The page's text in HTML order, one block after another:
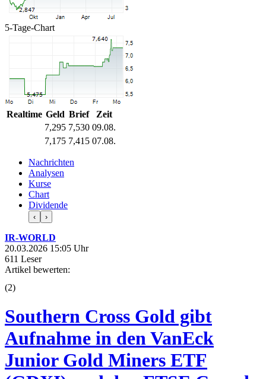
5-Tage-Chart
Realtime Geld Brief
Zeit
7,295 7,530 09.08.
7,175 7,415 07.08.
Nachrichten
Analysen
Kurse
Chart
Dividende
‹ ›
IR-WORLD
20.03.2026 15:05 Uhr
611 Leser
Artikel bewerten:
(2)
Southern Cross Gold gibt
Aufnahme in den VanEck
Junior Gold Miners ETF